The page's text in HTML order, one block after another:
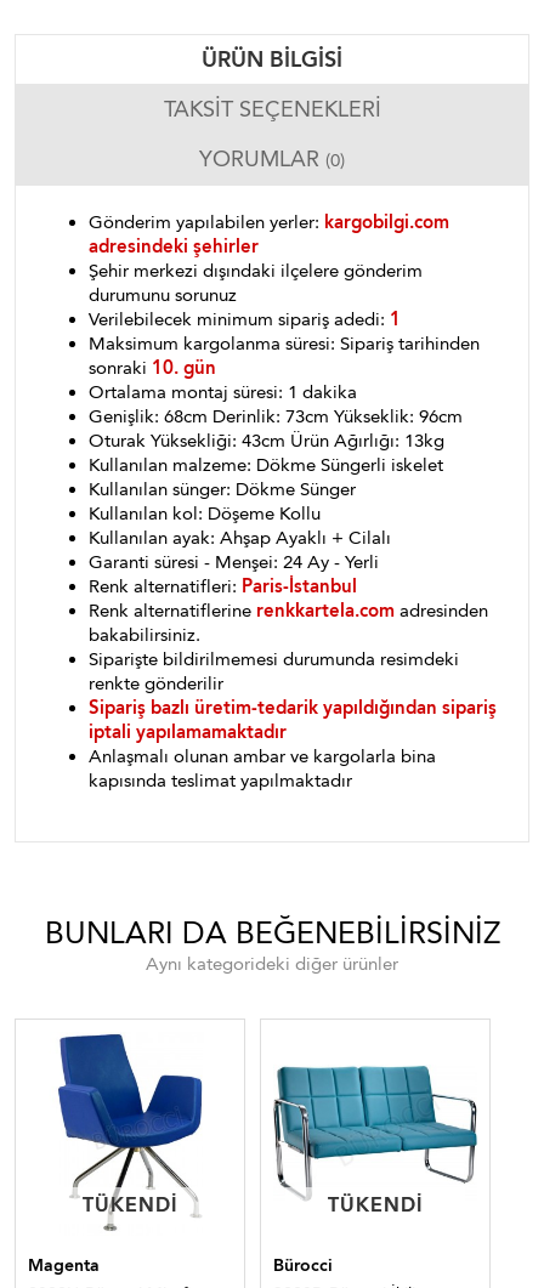
ÜRÜN BILGISI
TAKSIT SEÇENEKLERI
YORUMLAR (0)
Gönderim yapılabilen yerler: kargobilgi.com
adresindeki şehirler
Şehir merkezi dışındaki ilçelere gönderim
durumunu sorunuz
Verilebilecek minimum sipariş adedi: 1
Maksimum kargolanma süresi: Sipariş tarihinden
sonraki 10. gün
Ortalama montaj süresi: 1 dakika
Genişlik: 68cm Derinlik: 73cm Yükseklik: 96cm
Oturak Yüksekliği: 43cm Ürün Ağırlığı: 13kg
Kullanılan malzeme: Dökme Süngerli iskelet
Kullanılan sünger: Dökme Sünger
Kullanılan kol: Döşeme Kollu
Kullanılan ayak: Ahşap Ayaklı + Cilalı
Garanti süresi - Menşei: 24 Ay - Yerli
Renk alternatifleri: Paris-İstanbul
Renk alternatiflerine renkkartela.com adresinden
bakabilirsiniz.
Siparişte bildirilmemesi durumunda resimdeki
renkte gönderilir
Sipariş bazlı üretim-tedarik yapıldığından sipariş
iptali yapılamamaktadır
Anlaşmalı olunan ambar ve kargolarla bina
kapısında teslimat yapılmaktadır
BUNLARI DA BEĞENEBILIRSINIZ
Aynı kategorideki diğer ürünler
TÜKENDI
TÜKENDI
Magenta
TÜKENDI
TÜKENDI
Bürocci